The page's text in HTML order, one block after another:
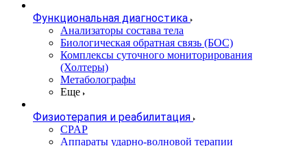
Функциональная диагностика
Анализаторы состава тела
Биологическая обратная связь (БОС)
Комплексы суточного мониторирования
(Холтеры)
Метаболографы
Еще
Физиотерапия и реабилитация
CPAP
Аппараты ударно-волновой терапии